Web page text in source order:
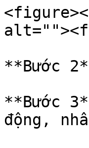
**Bước
**Bước
động,